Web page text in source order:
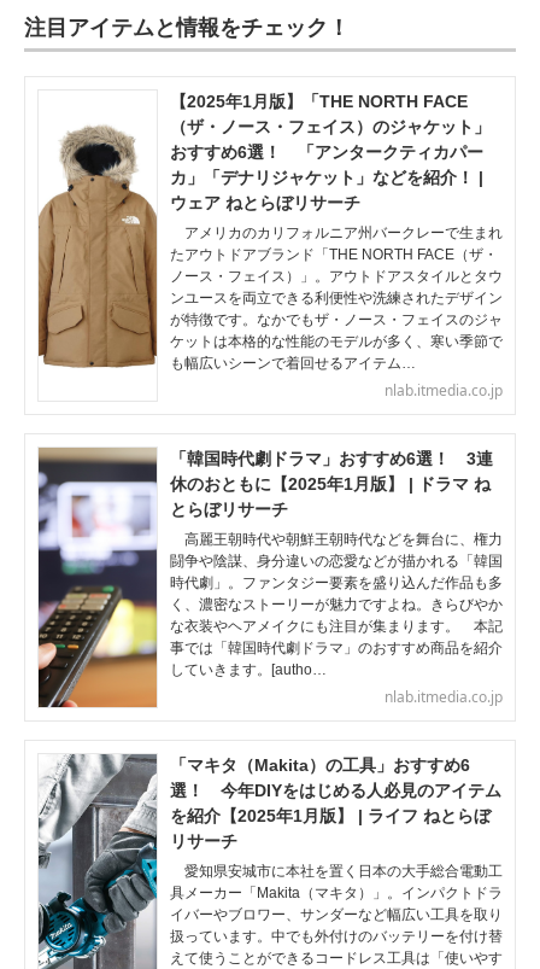
注目アイテムと情報をチェック！
【2025年1月版】「THE NORTH FACE
（ザ・ノース・フェイス）のジャケット」
おすすめ6選！ 「アンタークティカパー
カ」「デナリジャケット」などを紹介！ |
ウェア ねとらぼリサーチ
アメリカのカリフォルニア州バークレーで生まれ
たアウトドアブランド「THE NORTH FACE（ザ・
ノース・フェイス）」。アウトドアスタイルとタウ
ンユースを両立できる利便性や洗練されたデザイン
が特徴です。なかでもザ・ノース・フェイスのジャ
ケットは本格的な性能のモデルが多く、寒い季節で
も幅広いシーンで着回せるアイテム…
nlab.itmedia.co.jp
「韓国時代劇ドラマ」おすすめ6選！ 3連
休のおともに【2025年1月版】 | ドラマ ね
とらぼリサーチ
高麗王朝時代や朝鮮王朝時代などを舞台に、権力
闘争や陰謀、身分違いの恋愛などが描かれる「韓国
時代劇」。ファンタジー要素を盛り込んだ作品も多
く、濃密なストーリーが魅力ですよね。きらびやか
な衣装やヘアメイクにも注目が集まります。 本記
事では「韓国時代劇ドラマ」のおすすめ商品を紹介
していきます。[autho…
nlab.itmedia.co.jp
「マキタ（Makita）の工具」おすすめ6
選！ 今年DIYをはじめる人必見のアイテム
を紹介【2025年1月版】 | ライフ ねとらぼ
リサーチ
愛知県安城市に本社を置く日本の大手総合電動工
具メーカー「Makita（マキタ）」。インパクトドラ
イバーやブロワー、サンダーなど幅広い工具を取り
扱っています。中でも外付けのバッテリーを付け替
えて使うことができるコードレス工具は「使いやす